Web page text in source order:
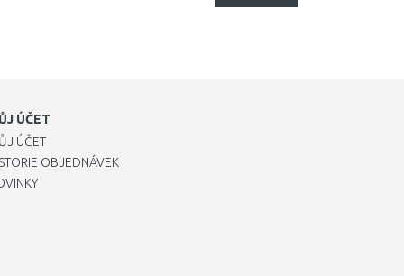
ÚČET
ÚČET
OBJEDNÁVEK